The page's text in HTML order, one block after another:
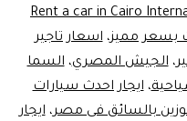
Rent a car in Cairo
بسعر مميز،اسعار تاجير
،الجيش المصري،السما
،ايجار احدث سيارات
بالسائق فى مصر،ايجار